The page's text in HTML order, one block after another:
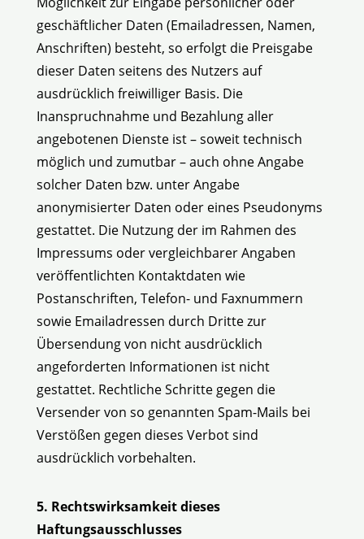
geschäftlicher Daten (Emailadressen, Namen,
Anschriften) besteht, so erfolgt die Preisgabe
dieser Daten seitens des Nutzers auf
ausdrücklich freiwilliger Basis. Die
Inanspruchnahme und Bezahlung aller
angebotenen Dienste ist – soweit technisch
möglich und zumutbar – auch ohne Angabe
solcher Daten bzw. unter Angabe
anonymisierter Daten oder eines Pseudonyms
gestattet. Die Nutzung der im Rahmen des
Impressums oder vergleichbarer Angaben
veröffentlichten Kontaktdaten wie
Postanschriften, Telefon- und Faxnummern
sowie Emailadressen durch Dritte zur
Übersendung von nicht ausdrücklich
angeforderten Informationen ist nicht
gestattet. Rechtliche Schritte gegen die
Versender von so genannten Spam-Mails bei
Verstößen gegen dieses Verbot sind
ausdrücklich vorbehalten.
5. Rechtswirksamkeit dieses
Haftungsausschlusses